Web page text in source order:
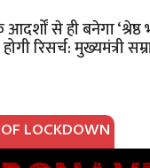
से ही बनेगा ‘श्रेष्ठ
रिसर्च: मुख्यमंत्री